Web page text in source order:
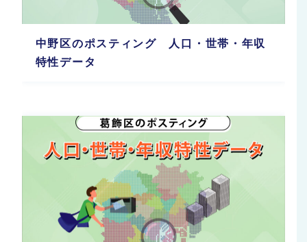
中野区のポスティング 人口・世帯・年収
特性データ